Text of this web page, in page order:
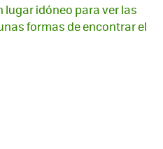
lugar idóneo para ver las
formas de encontrar el